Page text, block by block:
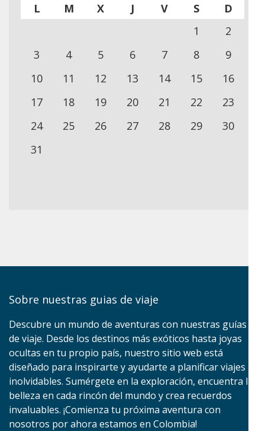
L
M X J V S
D
1
2
3
4 5 6 7 8
9
10
11 12 13 14 15
16
17
18 19 20 21 22
23
24
25 26 27 28 29
30
31
Sobre nuestras guias de viaje
Descubre un mundo de aventuras con nuestras guías
de viaje. Desde los destinos más exóticos hasta joyas
ocultas en tu propio país, nuestro sitio web está
diseñado para inspirarte y ayudarte a planificar viajes
inolvidables. Sumérgete en la exploración, encuentra la
belleza en cada rincón del mundo y crea recuerdos
invaluables. ¡Comienza tu próxima aventura con
nosotros por ahora estamos en Colombia!